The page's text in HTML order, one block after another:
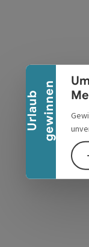
U
r
l
a
u
b
g
e
w
i
n
n
en
Banner einklappen
öffnenöffnen